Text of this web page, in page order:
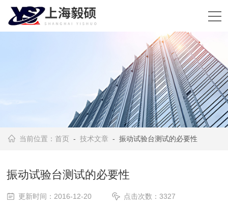
当前位置：首页 -技术文章 - 振动试验台测试的必要性
振动试验台测试的必要性
更新时间：2016-12-20 点击次数：3327